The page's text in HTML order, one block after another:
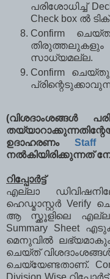
പരിശോധിച്ച്
Check box ല്‍
Confirm
സാധ്യമല്ല.
Confirm
(വിശദാംശങ്ങള്‍
ഉദാഹരണം Staff
നല്‍കിയിരിക്കുന്നത്
റിപ്പോര്‍ട്ട്
എല്ലാ
ഹെഡ്മാസ്റ്റര്‍ Verify
ആ സ്ക്കൂളിലെ
Summary Sheet
മെനുവില്‍
ചെയ്ത് വിശദാംശങ്ങള്‍
ചെയ്യേണ്ടതാണ്.